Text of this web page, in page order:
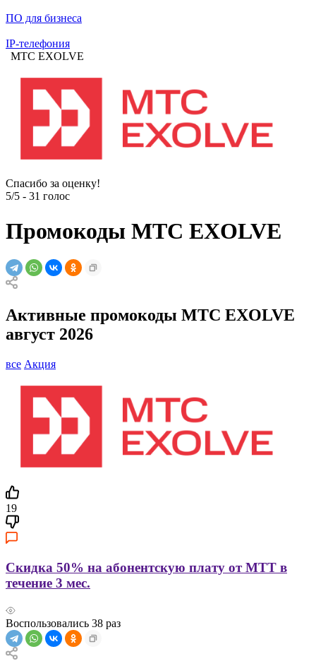
ПО для бизнеса
IP-телефония
MTC EXOLVE
Спасибо за оценку!
5/5 - 31 голос
Промокоды MTC EXOLVE
Активные промокоды MTC EXOLVE
август 2026
все Акция
19
Скидка 50% на абонентскую плату от МТТ в
течение 3 мес.
Воспользовались 38 раз